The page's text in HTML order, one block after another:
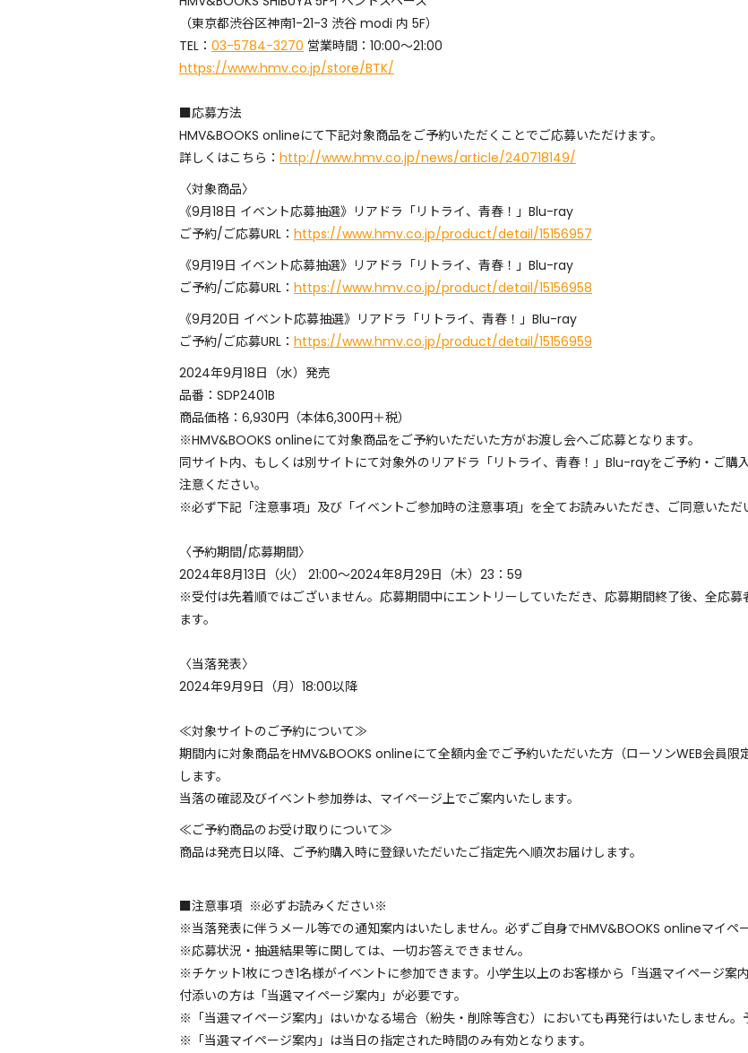
（東京都渋谷区神南1-21-3 渋谷 modi 内 5F）
TEL： 03-5784-3270 営業時間：10:00～21:00
https://www.hmv.co.jp/store/BTK/
■応募方法
HMV&BOOKS onlineにて下記対象商品をご予約いただくことでご応募いただけます。
詳しくはこちら： http://www.hmv.co.jp/news/article/240718149/
〈対象商品〉
《9月18日 イベント応募抽選》リアドラ「リトライ、青春！」Blu-ray
ご予約/ご応募URL： https://www.hmv.co.jp/product/detail/15156957
《9月19日 イベント応募抽選》リアドラ「リトライ、青春！」Blu-ray
ご予約/ご応募URL： https://www.hmv.co.jp/product/detail/15156958
《9月20日 イベント応募抽選》リアドラ「リトライ、青春！」Blu-ray
ご予約/ご応募URL： https://www.hmv.co.jp/product/detail/15156959
2024年9月18日（水）発売
品番：SDP2401B
商品価格：6,930円（本体6,300円＋税）
※HMV&BOOKS onlineにて対象商品をご予約いただいた方がお渡し会へご応募となります。
同サイト内、もしくは別サイトにて対象外のリアドラ「リトライ、青春！」Blu-rayをご予約・ご購
注意ください。
※必ず下記「注意事項」及び「イベントご参加時の注意事項」を全てお読みいただき、ご同意いただ
〈予約期間/応募期間〉
2024年8月13日（火） 21:00〜2024年8月29日（木）23：59
※受付は先着順ではございません。応募期間中にエントリーしていただき、応募期間終了後、全応
ます。
〈当落発表〉
2024年9月9日（月）18:00以降
≪対象サイトのご予約について≫
期間内に対象商品をHMV&BOOKS onlineにて全額内金でご予約いただいた方（ローソンWEB会員
します。
当落の確認及びイベント参加券は、マイページ上でご案内いたします。
≪ご予約商品のお受け取りについて≫
商品は発売日以降、ご予約購入時に登録いただいたご指定先へ順次お届けします。
■注意事項 ※必ずお読みください※
※当落発表に伴うメール等での通知案内はいたしません。必ずご自身でHMV&BOOKS onlineマイペ
※応募状況・抽選結果等に関しては、一切お答えできません。
※チケット1枚につき1名様がイベントに参加できます。小学生以上のお客様から「当選マイページ案
付添いの方は「当選マイページ案内」が必要です。
※「当選マイページ案内」はいかなる場合（紛失・削除等含む）においても再発行はいたしません。
※「当選マイページ案内」は当日の指定された時間のみ有効となります。